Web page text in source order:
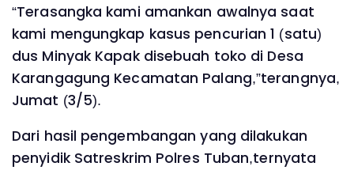
“Terasangka kami amankan awalnya saat
kami mengungkap kasus pencurian 1 (satu)
dus Minyak Kapak disebuah toko di Desa
Karangagung Kecamatan Palang,”terangnya,
Jumat (3/5).
Dari hasil pengembangan yang dilakukan
penyidik Satreskrim Polres Tuban,ternyata